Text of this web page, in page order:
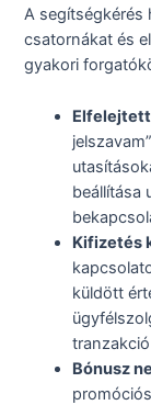
A segítségkérés
csatornákat és
gyakori
beállítása
Kifizetés
küldött
Bónusz